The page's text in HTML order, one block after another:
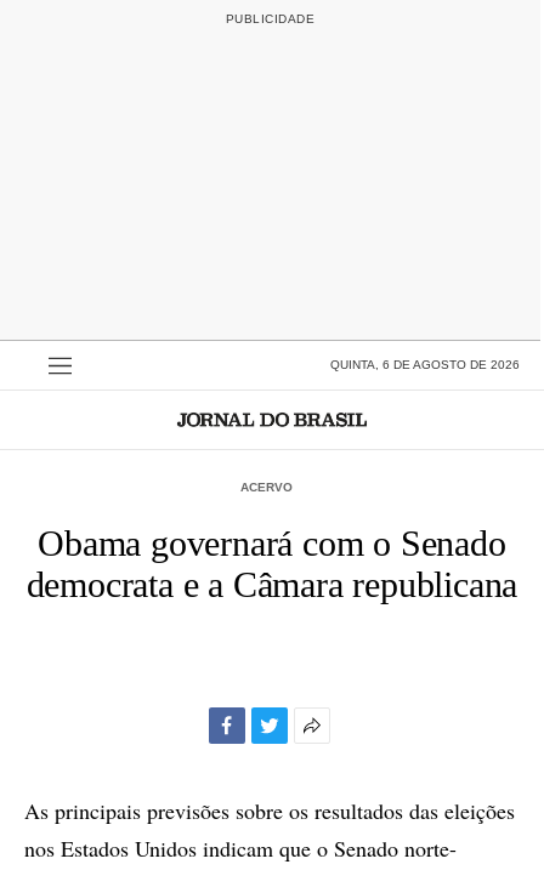
QUINTA, 6 DE AGOSTO DE 2026
ACERVO
Obama governará com o Senado
democrata e a Câmara republicana
compartilhamento
As principais previsões sobre os resultados das eleições
nos Estados Unidos indicam que o Senado norte-